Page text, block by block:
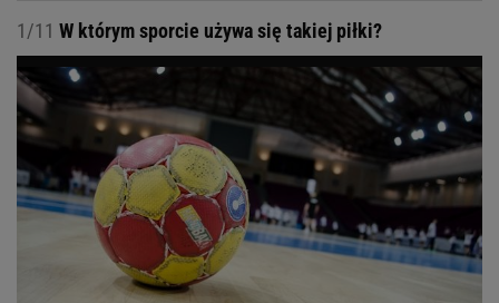
1/11 W którym sporcie używa się takiej piłki?